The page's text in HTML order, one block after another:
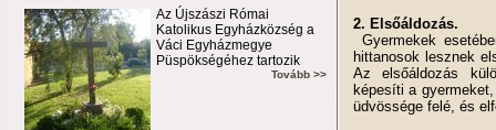
2. Elsőáldozás.
Gyermekek
hittanosok lesznek
Az elsőáldozás
képesíti a
üdvössége felé, és
Az Újszászi Római
Katolikus Egyházközség a
Váci Egyházmegye
Püspökségéhez tartozik
Tovább >>